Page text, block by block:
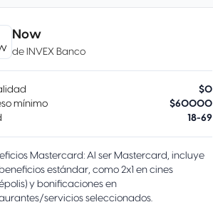
o robo dentro de los 180 días de la
de precios. Si encuentras el mismo
más barato en otra tienda en el mismo
te reembolsa la diferencia
extendida. Duplica o extiende hasta por
adicional el período de garantía original
Now
de INVEX Banco
$0
mínimo
$60000
18-69
Mastercard: Al ser Mastercard, incluye
estándar, como 2x1 en cines
y bonificaciones en
servicios seleccionados.